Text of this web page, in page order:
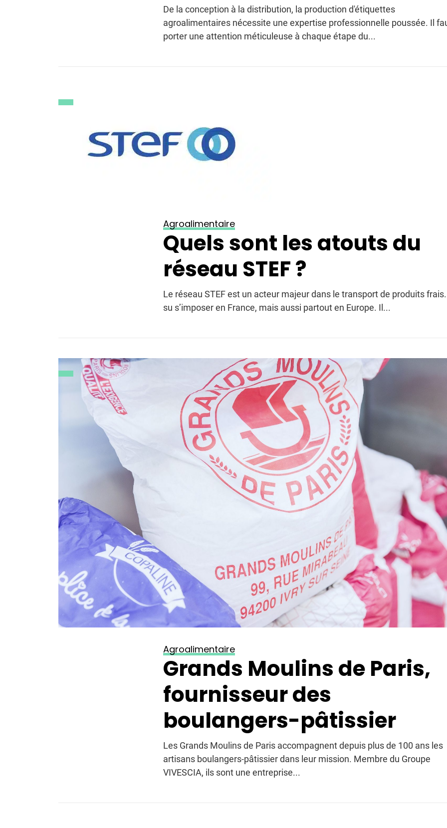
De la conception à la distribution, la production d'étiquettes
agroalimentaires nécessite une expertise professionnelle poussée. Il
porter une attention méticuleuse à chaque étape du...
Agroalimentaire
Quels sont les atouts du
réseau STEF ?
Le réseau STEF est un acteur majeur dans le transport de produits
su s’imposer en France, mais aussi partout en Europe. Il...
Agroalimentaire
Grands Moulins de Paris,
fournisseur des
boulangers-pâtissier
Les Grands Moulins de Paris accompagnent depuis plus de 100 ans les
artisans boulangers-pâtissier dans leur mission. Membre du Groupe
VIVESCIA, ils sont une entreprise...